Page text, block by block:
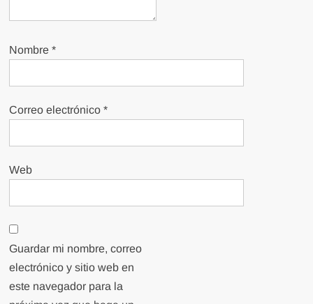
Nombre*
Correo electrónico*
Web
Guardar mi nombre, correo
electrónico y sitio web en
este navegador para la